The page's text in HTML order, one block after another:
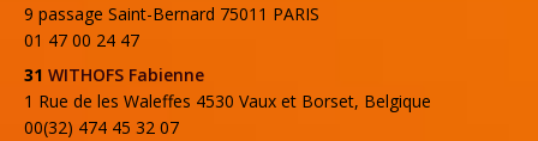
9 passage Saint-Bernard 75011 PARIS
01 47 00 24 47
31 WITHOFS Fabienne
1 Rue de les Waleffes 4530 Vaux et Borset, Belgique
00(32) 474 45 32 07